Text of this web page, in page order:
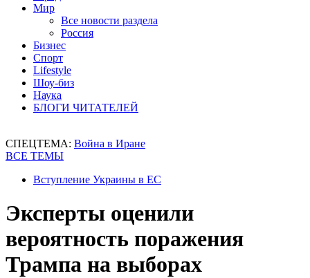
Мир
Все новости раздела
Россия
Бизнес
Спорт
Lifestyle
Шоу-биз
Наука
БЛОГИ ЧИТАТЕЛЕЙ
СПЕЦТЕМА: Война в Иране
ВСЕ ТЕМЫ
Вступление Украины в ЕС
Эксперты оценили
вероятность поражения
Трампа на выборах